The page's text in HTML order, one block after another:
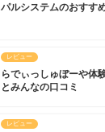
パルシステムのおすす
レビュー
らでぃっしゅぼーや体
とみんなの口コミ
レビュー